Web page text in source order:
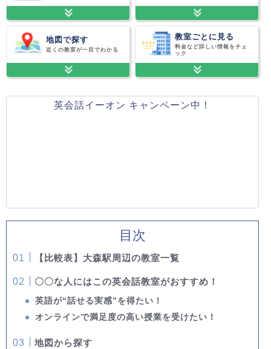
地図で探す
近くの教室が一目でわかる
教室ごとに見る
料金など詳しい情報をチェ
ック
英会話イーオン キャンペーン中！
目次
【比較表】大森駅周辺の教室一覧
〇〇な人にはこの英会話教室がおすすめ！
英語が“話せる実感”を得たい！
オンラインで満足度の高い授業を受けたい！
地図から探す